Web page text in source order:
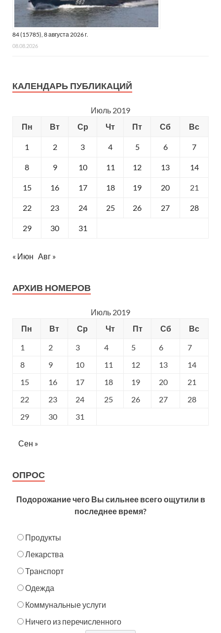
84 (15785), 8 августа 2026 г.
08.08.2026
КАЛЕНДАРЬ ПУБЛИКАЦИЙ
Июль 2019
Пн
Вт Ср Чт Пт Сб Вс
1 2 3 4 5 6 7
8 9 10 11 12 13 14
15 16 17 18 19 20 21
22 23 24 25 26 27 28
29 30 31
« Июн Авг »
АРХИВ НОМЕРОВ
Июль 2019
Пн
Вт Ср Чт Пт Сб
Вс
1
2 3 4 5 6
7
8
9 10 11 12 13
14
15
16 17 18 19 20
21
22
23 24 25 26 27
28
29
30 31
Сен »
ОПРОС
Подорожание чего Вы сильнее всего ощутили в
последнее время?
Продукты
Лекарства
Транспорт
Одежда
Коммунальные услуги
Ничего из перечисленного